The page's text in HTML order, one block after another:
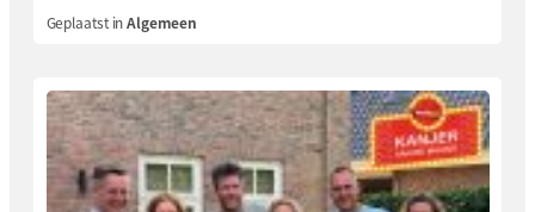
Geplaatst inAlgemeen